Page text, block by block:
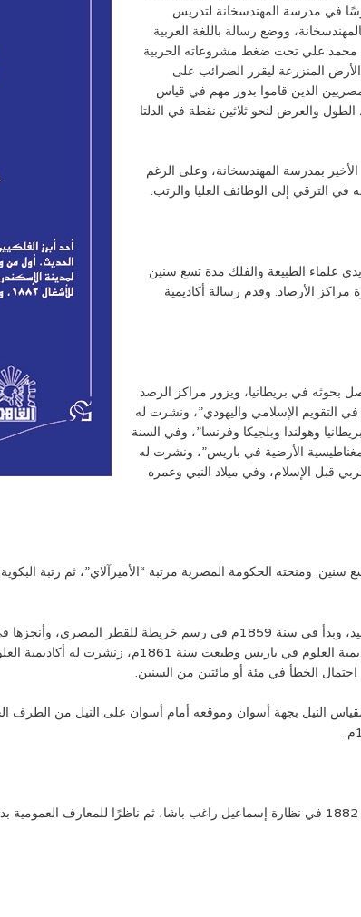
مدرسًا في مدرسة المهندسخانة لتدريس
ووضع رسالة باللغة العربية
محمد علي تحت ضغط مشروعاته الحربية
المنزرعة ليقرر الضرائب على
الذين قاموا بدور مهم في قياس
والعرض لنحو ثلاثين نقطة في الدلتا
بمدرسة المهندسخانة، وعلى الرغم
في الترقي إلى الوظائف العليا والرتب.
علماء الطبيعة والفلك مدة تسع سنين
لزيارة مراكز الأرصاد. وقدم رسالة أكاديمية
بحوثه في بريطانيا، ويزور مراكز الرصد
العلوم البلجيكية سنة 1855 “رسالة في التقويم الإسلامي واليهودي”، ونشرت له
بريطانيا وهولندا وبلجيكا وفرنسا”، وفي السنة
الأرضية في باريس”، ونشرت له
في التقويم العربي قبل الإسلام، وفي ميلاد النبي وعمره
أن قضى في أوروبا تسع سنين. ومنحته الحكومة المصرية مرتبة “الأميرآلاي”، ثم
ومقياس النيل بجهة أسوان وموقعه أمام أسوان على النيل من